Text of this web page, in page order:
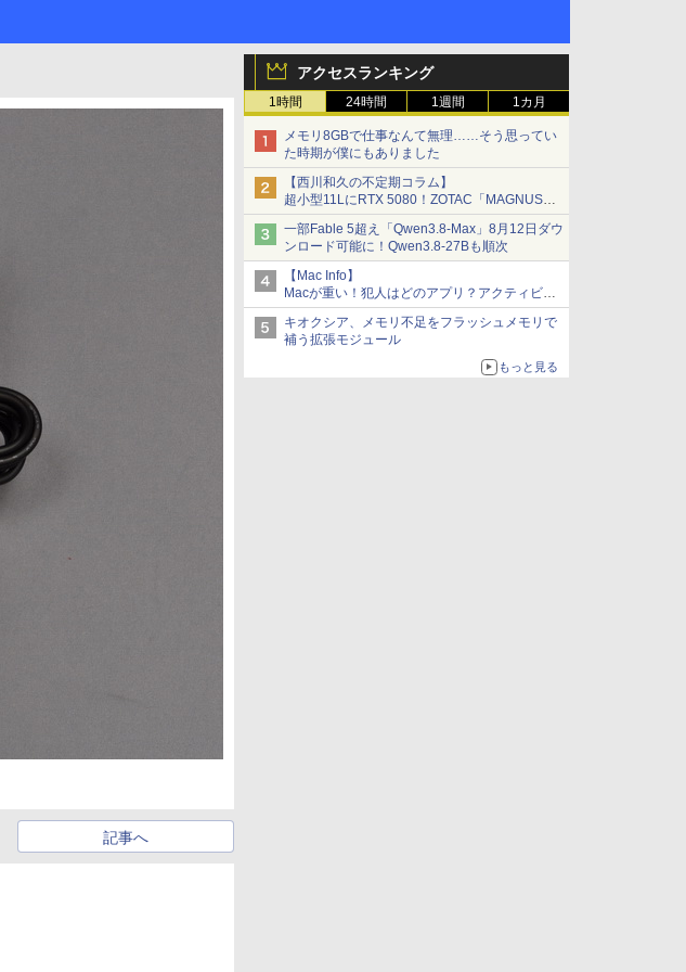
アクセスランキング
1時間 24時間 1週間 1カ月
メモリ8GBで仕事なんて無理……そう思ってい
た時期が僕にもありました
【西川和久の不定期コラム】
超小型11LにRTX 5080！ZOTAC「MAGNUS
ONE」最上位機の実力を探る
一部Fable 5超え「Qwen3.8-Max」8月12日ダウ
ンロード可能に！Qwen3.8-27Bも順次
【Mac Info】
Macが重い！犯人はどのアプリ？アクティビテ
ィモニタで突き止める
キオクシア、メモリ不足をフラッシュメモリで
補う拡張モジュール
もっと見る
記事へ